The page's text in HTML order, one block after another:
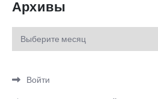
Архивы
Архивы
Войти